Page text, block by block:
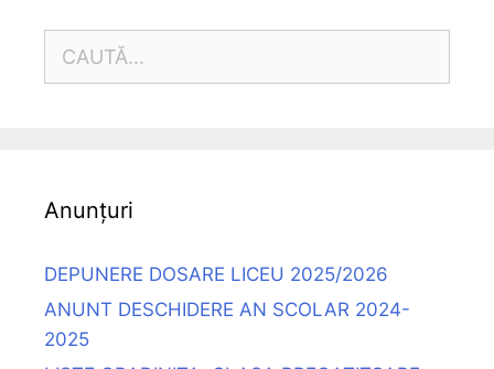
Anunțuri
DEPUNERE DOSARE LICEU 2025/2026
ANUNT DESCHIDERE AN SCOLAR 2024-
2025